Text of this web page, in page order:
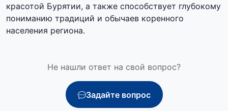
красотой Бурятии, а также способствует глубокому
пониманию традиций и обычаев коренного
населения региона.
Не нашли ответ на свой вопрос?
Задайте вопрос